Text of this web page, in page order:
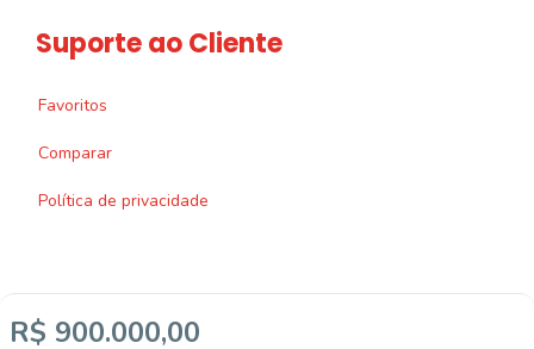
R$ 900.000,00
Suporte ao Cliente
Favoritos
Comparar
Política de privacidade